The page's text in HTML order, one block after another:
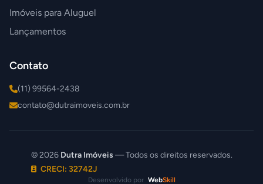
Imóveis para Aluguel
Lançamentos
Contato
(11) 99564-2438
contato@dutraimoveis.com.br
© 2026 Dutra Imóveis — Todos os direitos reservados.
CRECI: 32742J
Desenvolvido por WebSkill